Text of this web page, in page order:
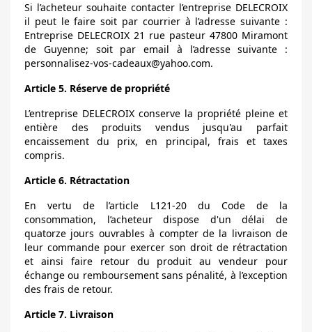
Si l’acheteur souhaite contacter l’entreprise DELECROIX
il peut le faire soit par courrier à l’adresse suivante :
Entreprise DELECROIX 21 rue pasteur 47800 Miramont
de Guyenne; soit par email à l’adresse suivante :
personnalisez-vos-cadeaux@yahoo.com.
Article 5. Réserve de propriété
L’entreprise DELECROIX conserve la propriété pleine et
entière des produits vendus jusqu'au parfait
encaissement du prix, en principal, frais et taxes
compris.
Article 6. Rétractation
En vertu de l’article L121-20 du Code de la
consommation, l’acheteur dispose d'un délai de
quatorze jours ouvrables à compter de la livraison de
leur commande pour exercer son droit de rétractation
et ainsi faire retour du produit au vendeur pour
échange ou remboursement sans pénalité, à l’exception
des frais de retour.
Article 7. Livraison